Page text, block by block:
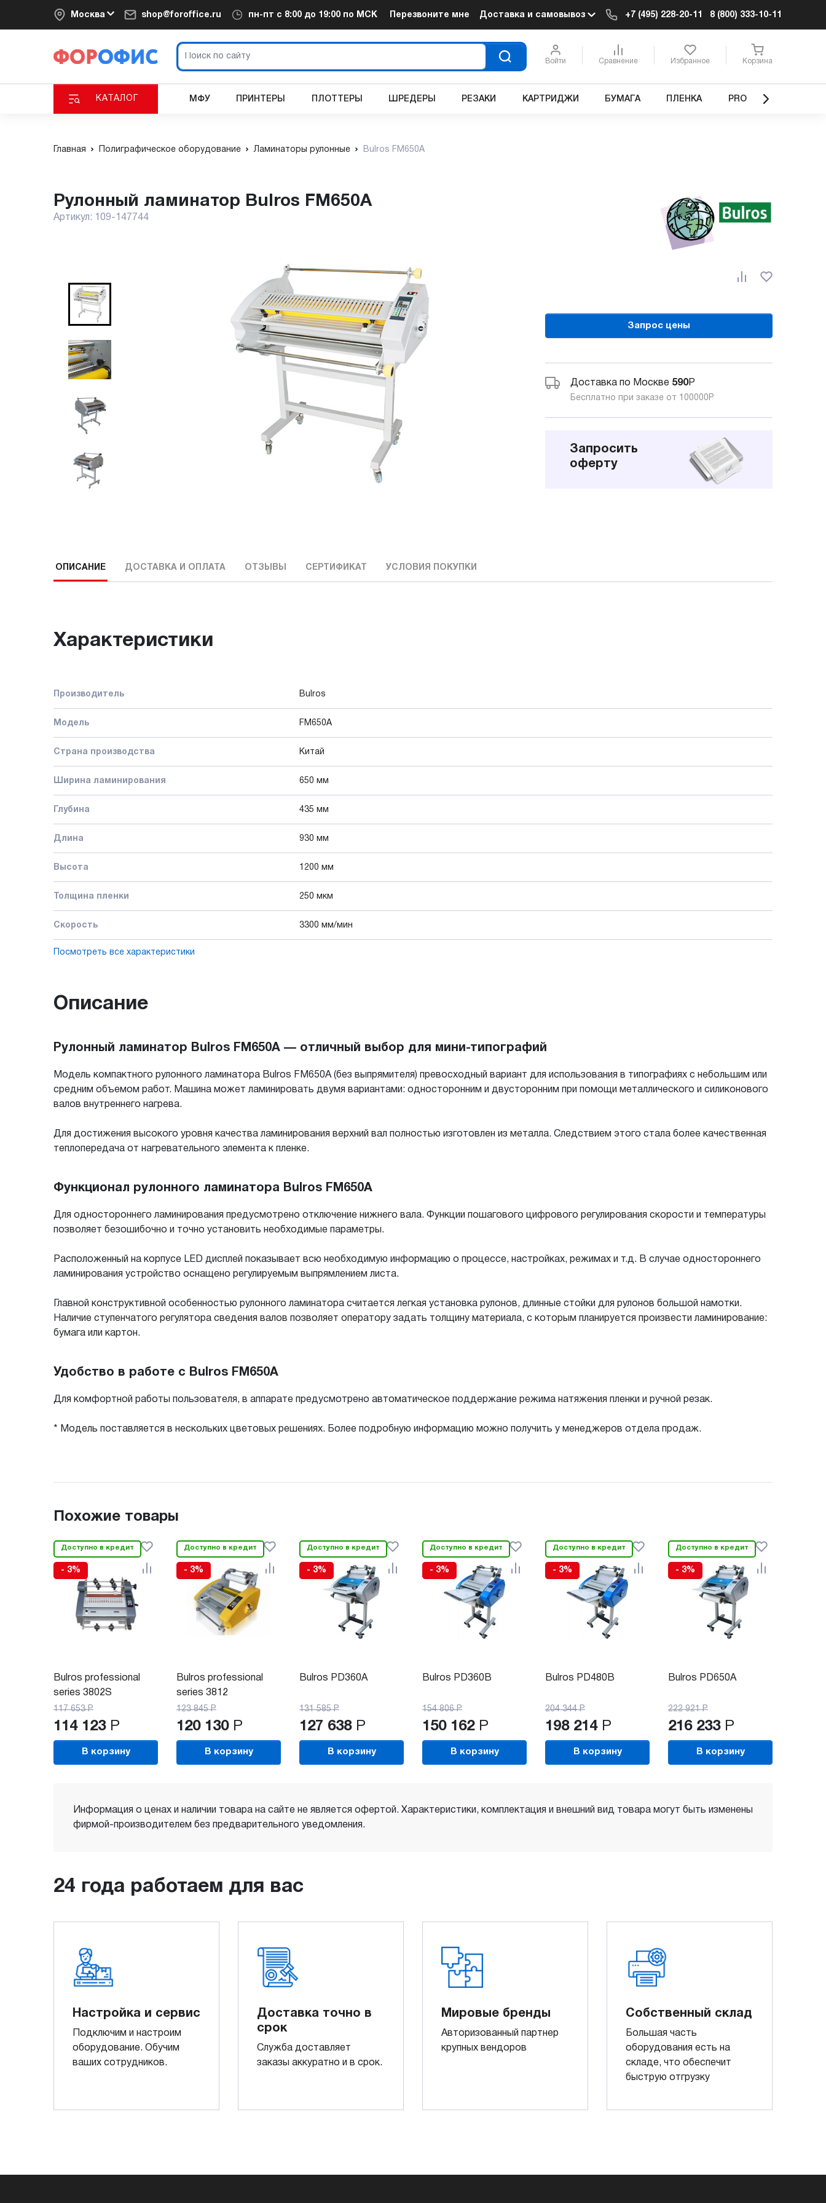
Москва shop@foroffice.ru пн-пт с 8:00 до 19:00 по МСК Перезвоните мне Доставка и самовывоз +7 (495) 228-20-11 8 (800) 333-10-11
Войти Сравнение Избранное Корзина
КАТАЛОГ МФУ ПРИНТЕРЫ ПЛОТТЕРЫ ШРЕДЕРЫ РЕЗАКИ КАРТРИДЖИ БУМАГА ПЛЕНКА PRO
Главная Полиграфическое оборудование Ламинаторы рулонные Bulros FM650A
Рулонный ламинатор Bulros FM650A
Артикул: 109-147744
Запрос цены
Доставка по Москве 590Р
Бесплатно при заказе от 100000 Р
Запросить
оферту
ОПИСАНИЕ ДОСТАВКА И ОПЛАТА ОТЗЫВЫ СЕРТИФИКАТ УСЛОВИЯ ПОКУПКИ
Характеристики
Производитель Bulros
Модель FM650A
Страна производства Китай
Ширина ламинирования 650 мм
Глубина 435 мм
Длина 930 мм
Высота 1200 мм
Толщина пленки 250 мкм
Скорость 3300 мм/мин
Посмотреть все характеристики
Описание
Рулонный ламинатор Bulros FM650A — отличный выбор для мини-типографий
Модель компактного рулонного ламинатора Bulros FM650A (без выпрямителя) превосходный вариант для использования в типографиях с небольшим или
средним объемом работ. Машина может ламинировать двумя вариантами: односторонним и двусторонним при помощи металлического и силиконового
валов внутреннего нагрева.
Для достижения высокого уровня качества ламинирования верхний вал полностью изготовлен из металла. Следствием этого стала более качественная
теплопередача от нагревательного элемента к пленке.
Функционал рулонного ламинатора Bulros FM650A
Для одностороннего ламинирования предусмотрено отключение нижнего вала. Функции пошагового цифрового регулирования скорости и температуры
позволяет безошибочно и точно установить необходимые параметры.
Расположенный на корпусе LED дисплей показывает всю необходимую информацию о процессе, настройках, режимах и т.д. В случае одностороннего
ламинирования устройство оснащено регулируемым выпрямлением листа.
Главной конструктивной особенностью рулонного ламинатора считается легкая установка рулонов, длинные стойки для рулонов большой намотки.
Наличие ступенчатого регулятора сведения валов позволяет оператору задать толщину материала, с которым планируется произвести ламинирование:
бумага или картон.
Удобство в работе с Bulros FM650A
Для комфортной работы пользователя, в аппарате предусмотрено автоматическое поддержание режима натяжения пленки и ручной резак.
* Модель поставляется в нескольких цветовых решениях. Более подробную информацию можно получить у менеджеров отдела продаж.
Похожие товары
Доступно в кредит
- 3%
Bulros professional
series 3802S
117 653 Р
114 123 Р
В корзину
Доступно в кредит
- 3%
Bulros professional
series 3812
123 845 Р
120 130 Р
В корзину
Доступно в кредит
- 3%
Bulros PD360A
131 585 Р
127 638 Р
В корзину
Доступно в кредит
- 3%
Bulros PD360B
154 806 Р
150 162 Р
В корзину
Доступно в кредит
- 3%
Bulros PD480B
204 344 Р
198 214 Р
В корзину
Доступно в кредит
- 3%
Bulros PD650A
222 921 Р
216 233 Р
В корзину
Информация о ценах и наличии товара на сайте не является офертой. Характеристики, комплектация и внешний вид товара могут быть изменены
фирмой-производителем без предварительного уведомления.
24 года работаем для вас
Настройка и сервис
Подключим и настроим
оборудование. Обучим
ваших сотрудников.
Доставка точно в
срок
Служба доставляет
заказы аккуратно и в срок.
Мировые бренды
Авторизованный партнер
крупных вендоров
Собственный склад
Большая часть
оборудования есть на
складе, что обеспечит
быструю отгрузку